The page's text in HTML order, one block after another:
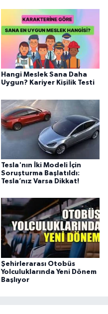
Hangi Meslek Sana Daha
Uygun? Kariyer Kişilik Testi
Tesla'nın İki Modeli İçin
Soruşturma Başlatıldı:
Tesla’nız Varsa Dikkat!
Şehirlerarası Otobüs
Yolculuklarında Yeni Dönem
Başlıyor